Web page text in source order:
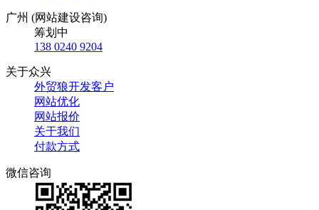
广州 (网站建设咨询)
筹划中
138 0240 9204
关于众兴
外贸狼开发客户
网站优化
网站报价
关于我们
付款方式
微信咨询